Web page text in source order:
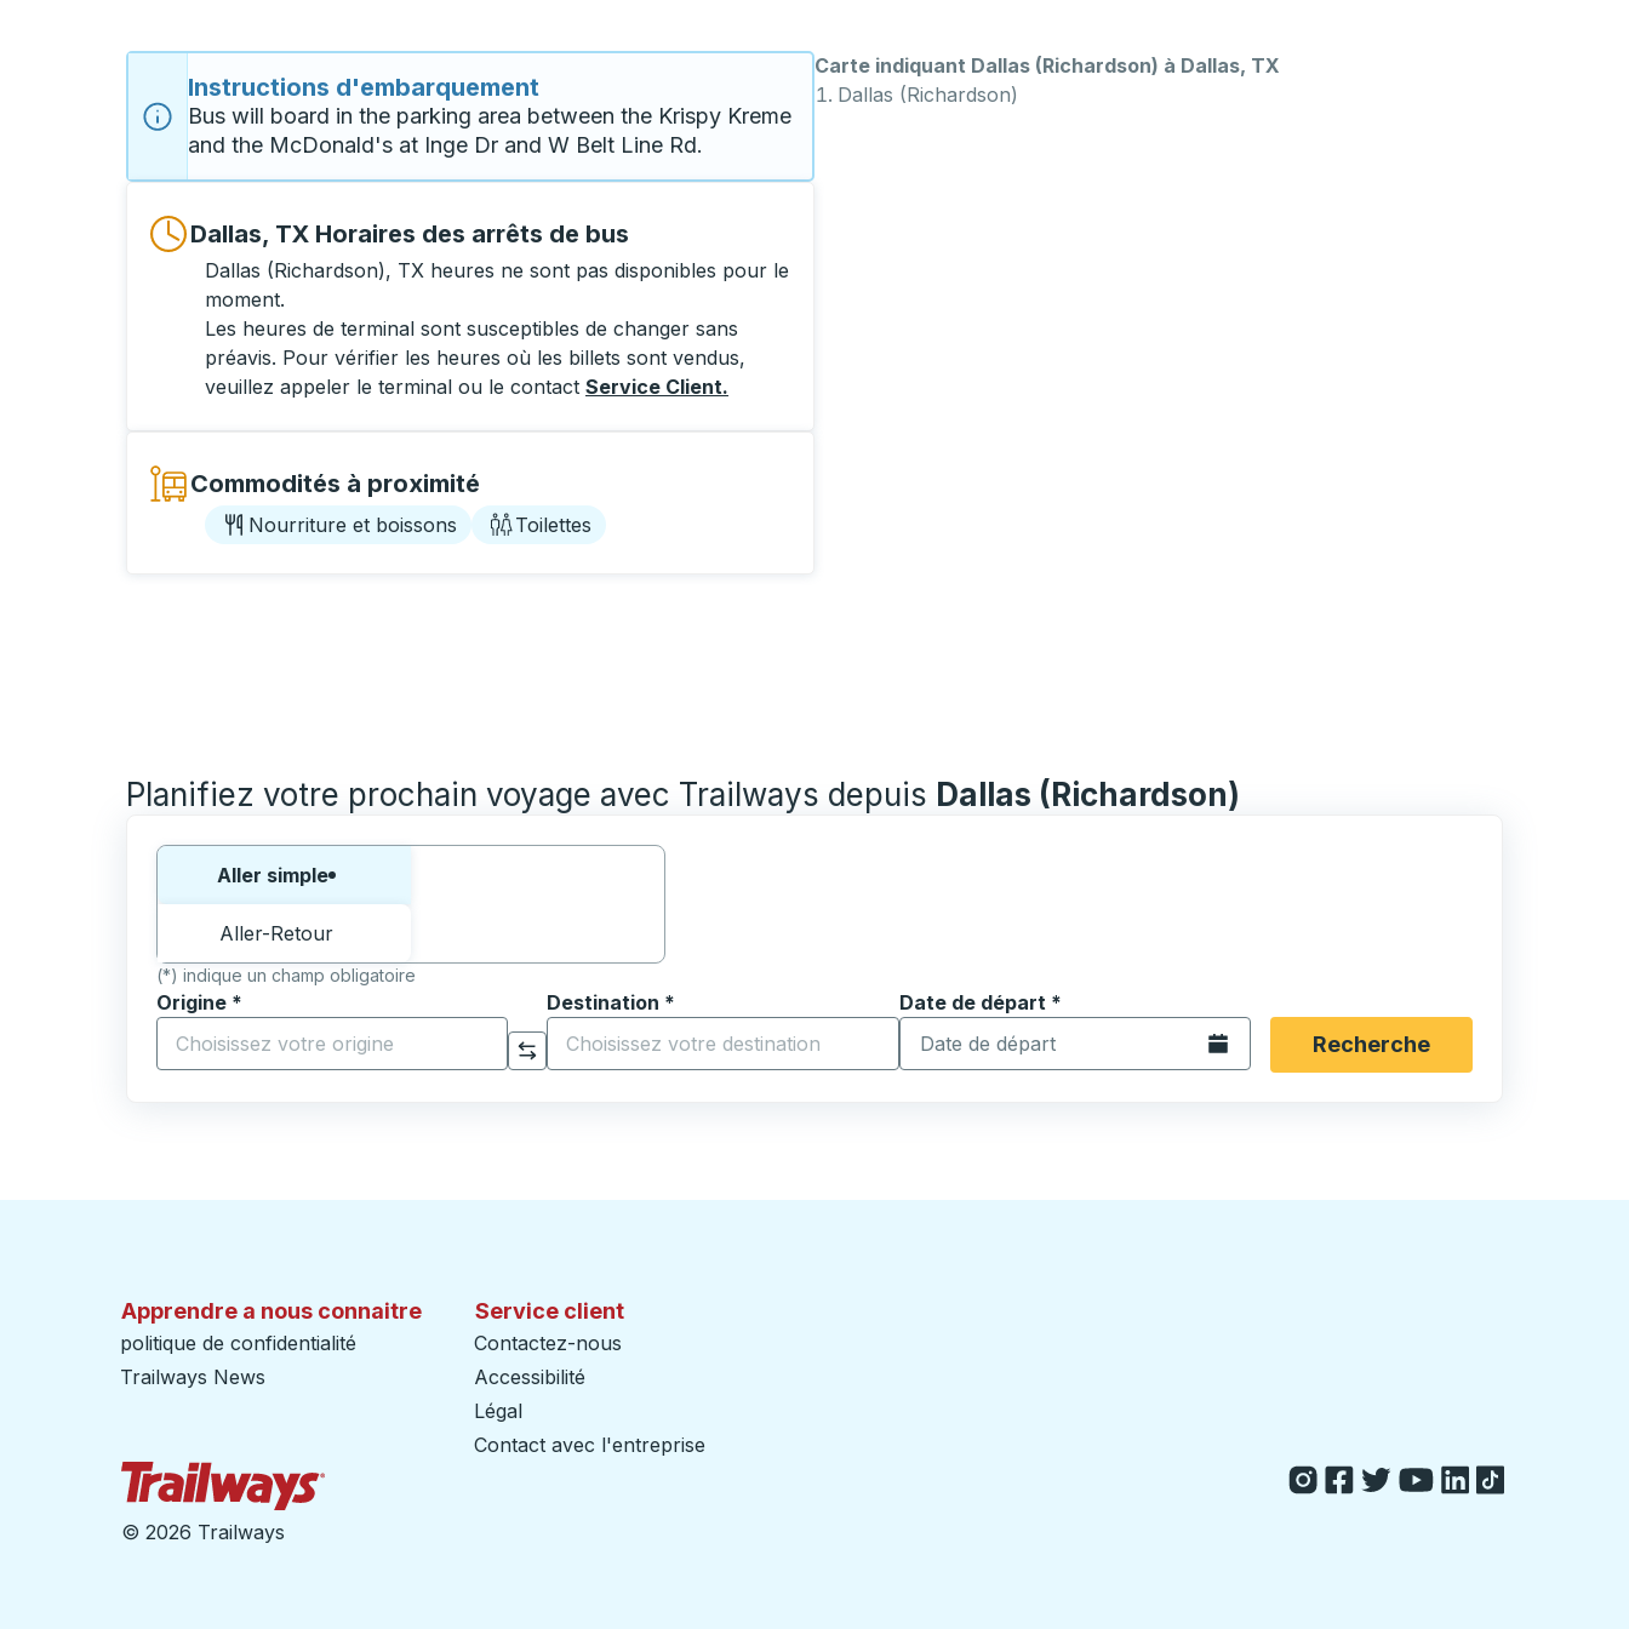
Instructions d'embarquement
Bus will board in the parking area between the Krispy Kreme
and the McDonald's at Inge Dr and W Belt Line Rd.
Dallas, TX Horaires des arrêts de bus
Dallas (Richardson), TX heures ne sont pas disponibles pour le
moment.
Les heures de terminal sont susceptibles de changer sans
préavis. Pour vérifier les heures où les billets sont vendus,
veuillez appeler le terminal ou le contact Service Client.
Commodités à proximité
Nourriture et boissons Toilettes
Carte indiquant Dallas (Richardson) à Dallas, TX
Dallas (Richardson)
Planifiez votre prochain voyage avec Trailways depuis Dallas (Richardson)
Choisissez un sens ou un aller-retour:
Aller simple
Aller-Retour
(*) indique un champ obligatoire
Origine *
Commencez à saisir la ville d'origine pour ouvrir les options de localisation, puis utilisez les touches fléchées pour accéder à la ville d'origine souhaitée, puis
Cliquez pour changer vos sélections d'origine et de destination
Destination *
Commencez à saisir la ville de destination pour ouvrir les options de localisation, puis utilisez les touches fléchées
Date de départ *
Tapez la date au format date Barre oblique du mois à 2 chiffres Barre
Ouvrez le calendrier.Recherche
Apprendre a nous connaitre
politique de confidentialité
Trailways News
Service client
Contactez-nous
Accessibilité
Légal
Contact avec l'entreprise
© 2026 Trailways